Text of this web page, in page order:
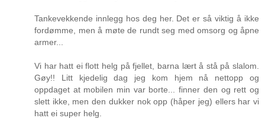
Tankevekkende innlegg hos deg her. Det er så viktig å ikke
fordømme, men å møte de rundt seg med omsorg og åpne
armer...
Vi har hatt ei flott helg på fjellet, barna lært å stå på slalom.
Gøy!! Litt kjedelig dag jeg kom hjem nå nettopp og
oppdaget at mobilen min var borte... finner den og rett og
slett ikke, men den dukker nok opp (håper jeg) ellers har vi
hatt ei super helg.